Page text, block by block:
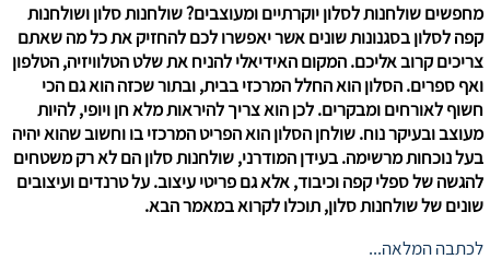
מחפשים שולחנות לסלון יוקרתיים ומעוצבים? שולחנות סלון ושולחנות
קפה לסלון בסגנונות שונים אשר יאפשרו לכם להחזיק את כל מה שאתם
צריכים קרוב אליכם. המקום האידיאלי להניח את שלט הטלוויזיה, הטלפון
ואף ספרים. הסלון הוא החלל המרכזי בבית, ובתור שכזה הוא גם הכי
חשוף לאורחים ומבקרים. לכן הוא צריך להיראות מלא חן ויופי, להיות
מעוצב ובעיקר נוח. שולחן הסלון הוא הפריט המרכזי בו וחשוב שהוא יהיה
בעל נוכחות מרשימה. בעידן המודרני, שולחנות סלון הם לא רק משטחים
להגשה של ספלי קפה וכיבוד, אלא גם פריטי עיצוב. על טרנדים ועיצובים
שונים של שולחנות סלון, תוכלו לקרוא במאמר הבא.
לכתבה המלאה...